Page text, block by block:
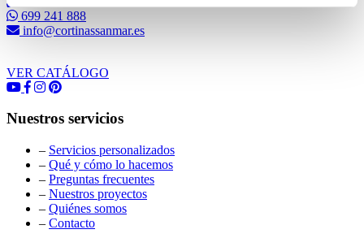
699 241 888
info@cortinassanmar.es
VER CATÁLOGO
Nuestros servicios
– Servicios personalizados
– Qué y cómo lo hacemos
– Preguntas frecuentes
– Nuestros proyectos
– Quiénes somos
– Contacto